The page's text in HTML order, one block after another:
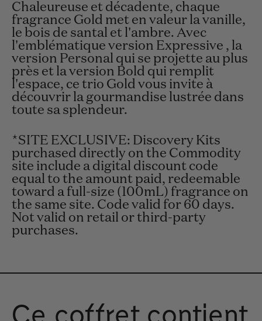
Chaleureuse et décadente, chaque
fragrance Gold met en valeur la vanille,
le bois de santal et l'ambre. Avec
l'emblématique version Expressive , la
version Personal qui se projette au plus
près et la version Bold qui remplit
l'espace, ce trio Gold vous invite à
découvrir la gourmandise lustrée dans
toute sa splendeur.
*SITE EXCLUSIVE: Discovery Kits
purchased directly on the Commodity
site include a digital discount code
equal to the amount paid, redeemable
toward a full-size (100mL) fragrance on
the same site. Code valid for 60 days.
Not valid on retail or third-party
purchases.
Ce coffret contient